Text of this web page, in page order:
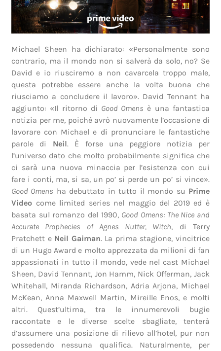
Michael Sheen ha dichiarato: «Personalmente sono
contrario, ma il mondo non si salverà da solo, no? Se
David e io riusciremo a non cavarcela troppo male,
questa potrebbe essere anche la volta buona che
riusciamo a concludere il lavoro». David Tennant ha
aggiunto: «Il ritorno di Good Omens è una fantastica
notizia per me, poiché avrò nuovamente l’occasione di
lavorare con Michael e di pronunciare le fantastiche
parole di Neil. È forse una peggiore notizia per
l’universo dato che molto probabilmente significa che
ci sarà una nuova minaccia per l’esistenza con cui
fare i conti, ma, si sa, un po’ si perde un po’ si vince».
Good Omens ha debuttato in tutto il mondo su Prime
Video come limited series nel maggio del 2019 ed è
basata sul romanzo del 1990, Good Omens: The Nice and
Accurate Prophecies of Agnes Nutter, Witch, di Terry
Pratchett e Neil Gaiman. La prima stagione, vincitrice
di un Hugo Award e molto apprezzata da milioni di fan
appassionati in tutto il mondo, vede nel cast Michael
Sheen, David Tennant, Jon Hamm, Nick Offerman, Jack
Whitehall, Miranda Richardson, Adria Arjona, Michael
McKean, Anna Maxwell Martin, Mireille Enos, e molti
altri. Quest’ultima, tra le innumerevoli bugie
raccontate e le diverse scelte sbagliate, tenterà
d’assumere una posizione di rilievo all’hotel, pur non
possedendo nessuna qualifica. Naturalmente, per